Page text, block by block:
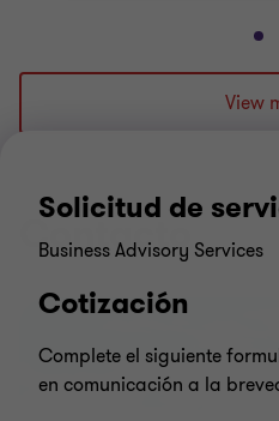
Ir
a
la
3
View
Contacto
Solicitud de
Business Advisory Services
Cotización
Complete el siguiente
en comunicación a la